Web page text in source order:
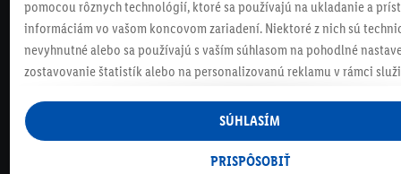
ODOBERAJ NÁŠ NEWSLETTER
KONTAKTUJ NÁS
pomocou rôznych technológií, ktoré sa používajú na ukladanie a
informáciám vo vašom koncovom zariadení. Niektoré z nich sú
nevyhnutné alebo sa používajú s vaším súhlasom na pohodlné
zostavovanie štatistík alebo na personalizovanú reklamu v rámci
údaje z vášho nákupného správania v obchode.
Ak tu udelíte svoj súhlas na účely personalizovanej reklamy a
vytvoríte účet Lidl Plus alebo sa prihlásite do svojho existujúceho
PRISPÔSOBIŤ
SÚHLASÍM